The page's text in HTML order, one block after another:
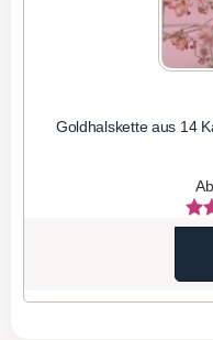
Goldhalskette aus 14